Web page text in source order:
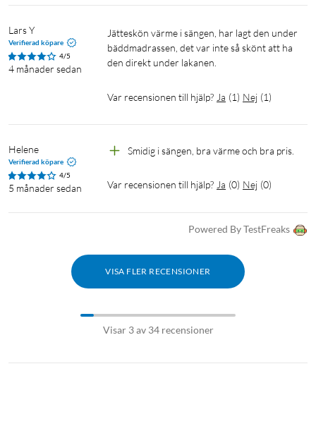
alla typer av tyger och tillbehör.
Lars Y
Verifierad köpare
4/5
4 månader sedan
Jätteskön värme i sängen, har lagt den under
bäddmadrassen, det var inte så skönt att ha
den direkt under lakanen.
Var recensionen till hjälp? Ja (1) Nej (1)
Helene
Verifierad köpare
4/5
5 månader sedan
Smidig i sängen, bra värme och bra pris.
Var recensionen till hjälp? Ja (0) Nej (0)
Powered By TestFreaks
VISA FLER RECENSIONER
Visar 3 av 34 recensioner